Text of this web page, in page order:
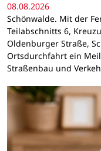
08.08.2026
Schönwalde. Mit der
Teilabschnitts 6,
Oldenburger Straße,
Ortsdurchfahrt ein
Straßenbau und